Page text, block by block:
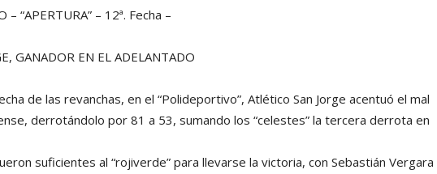
– “APERTURA” – 12ª. Fecha –
GANADOR EN EL ADELANTADO
de las revanchas, en el “Polideportivo”, Atlético San Jorge acentuó el mal
derrotándolo por 81 a 53, sumando los “celestes” la tercera derrota en
suficientes al “rojiverde” para llevarse la victoria, con Sebastián Vergara